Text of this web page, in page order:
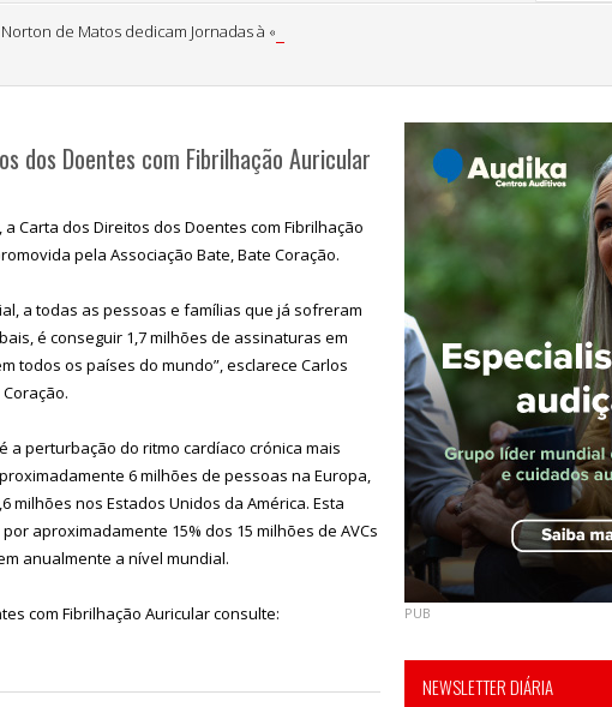
de Matos dedicam Jornadas à «Medicina Preventiva»
dos Doentes com Fibrilhação Auricular
Carta dos Direitos dos Doentes com Fibrilhação
pela Associação Bate, Bate Coração.
a todas as pessoas e famílias que já sofreram
é conseguir 1,7 milhões de assinaturas em
todos os países do mundo”, esclarece Carlos
a perturbação do ritmo cardíaco crónica mais
6 milhões de pessoas na Europa,
milhões nos Estados Unidos da América. Esta
aproximadamente 15% dos 15 milhões de AVCs
anualmente a nível mundial.
com Fibrilhação Auricular consulte:
PUB
NEWSLETTER DIÁRIA